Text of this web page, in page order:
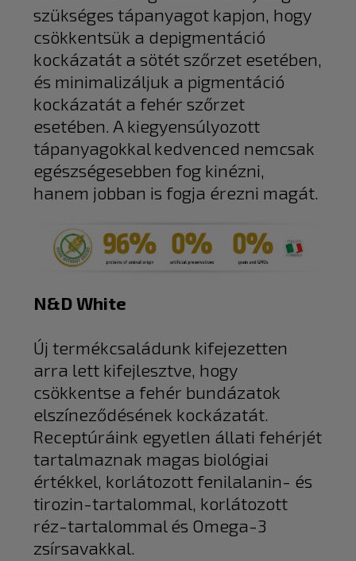
szükséges tápanyagot kapjon, hogy
csökkentsük a depigmentáció
kockázatát a sötét szőrzet esetében,
és minimalizáljuk a pigmentáció
kockázatát a fehér szőrzet
esetében. A kiegyensúlyozott
tápanyagokkal kedvenced nemcsak
egészségesebben fog kinézni,
hanem jobban is fogja érezni magát.
N&D White
Új termékcsaládunk kifejezetten
arra lett kifejlesztve, hogy
csökkentse a fehér bundázatok
elszíneződésének kockázatát.
Receptúráink egyetlen állati fehérjét
tartalmaznak magas biológiai
értékkel, korlátozott fenilalanin- és
tirozin-tartalommal, korlátozott
réz-tartalommal és Omega-3
zsírsavakkal.